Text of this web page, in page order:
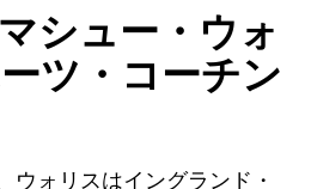
シュー・ウォ
ツ・コーチン
ウォリスはイングランド・